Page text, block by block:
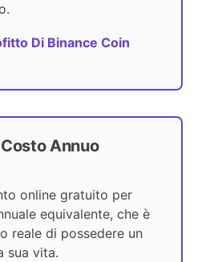
Di Binance Coin
Annuo
online gratuito per
equivalente, che è
reale di possedere un
sua vita.